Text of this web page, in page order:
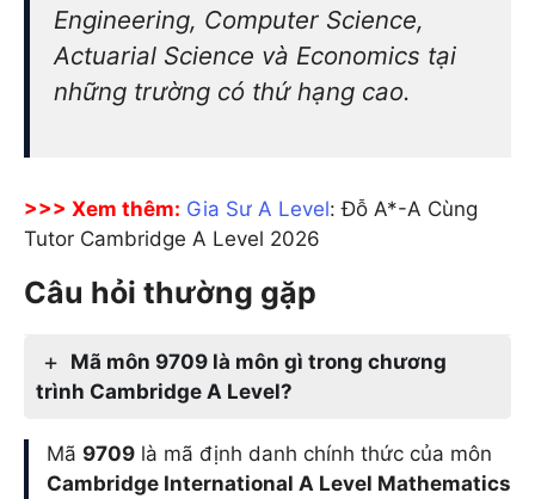
Engineering, Computer Science,
Actuarial Science và Economics tại
những trường có thứ hạng cao.
>>> Xem thêm: Gia Sư A Level: Đỗ A*-A Cùng
Tutor Cambridge A Level 2026
Câu hỏi thường gặp
Mã môn 9709 là môn gì trong chương
trình Cambridge A Level?
Mã 9709 là mã định danh chính thức của môn
Cambridge International A Level Mathematics